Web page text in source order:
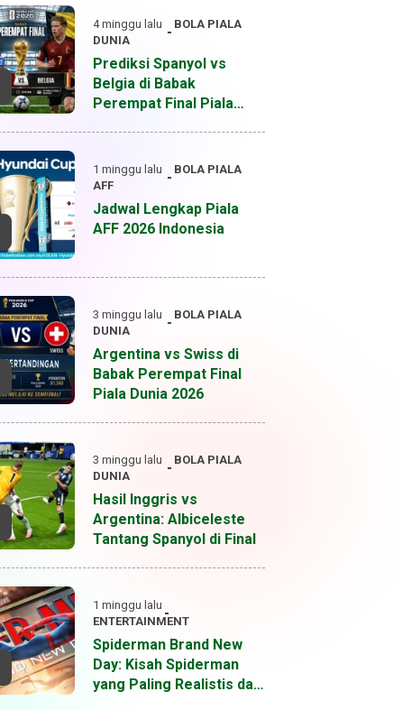
4 minggu lalu BOLA PIALA
DUNIA
Prediksi Spanyol vs
Belgia di Babak
Perempat Final Piala
1 minggu lalu BOLA PIALA
AFF
Jadwal Lengkap Piala
AFF 2026 Indonesia
3 minggu lalu BOLA PIALA
DUNIA
Argentina vs Swiss di
Babak Perempat Final
Piala Dunia 2026
3 minggu lalu BOLA PIALA
DUNIA
Hasil Inggris vs
Argentina: Albiceleste
Tantang Spanyol di Final
1 minggu lalu
ENTERTAINMENT
Spiderman Brand New
Day: Kisah Spiderman
yang Paling Realistis dan